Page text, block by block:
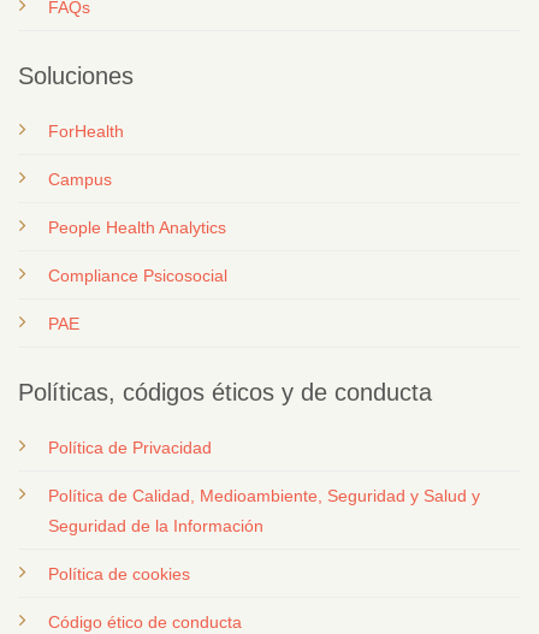
FAQs
Soluciones
ForHealth
Campus
People Health Analytics
Compliance Psicosocial
PAE
Políticas, códigos éticos y de conducta
Política de Privacidad
Política de Calidad, Medioambiente, Seguridad y Salud y
Seguridad de la Información
Política de cookies
Código ético de conducta